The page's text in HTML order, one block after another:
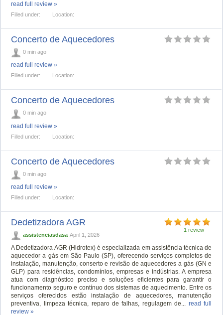
read full review »
Filled under: Location:
Concerto de Aquecedores
0 min ago
read full review »
Filled under: Location:
Concerto de Aquecedores
0 min ago
read full review »
Filled under: Location:
Concerto de Aquecedores
0 min ago
read full review »
Filled under: Location:
1 review
Dedetizadora AGR
assistenciasdasa April 1, 2026
A Dedetizadora AGR (Hidrotex) é especializada em assistência técnica de
aquecedor a gás em São Paulo (SP), oferecendo serviços completos de
instalação, manutenção, conserto e revisão de aquecedores a gás (GN e
GLP) para residências, condomínios, empresas e indústrias. A empresa
atua com diagnóstico preciso e soluções eficientes para garantir o
funcionamento seguro e contínuo dos sistemas de aquecimento. Entre os
serviços oferecidos estão instalação de aquecedores, manutenção
preventiva, limpeza técnica, reparo de falhas, regulagem de... read full
review »